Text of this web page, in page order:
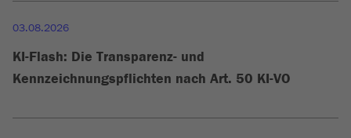
03.08.2026
KI-Flash: Die Transparenz- und
Kennzeichnungspflichten nach Art. 50 KI-VO